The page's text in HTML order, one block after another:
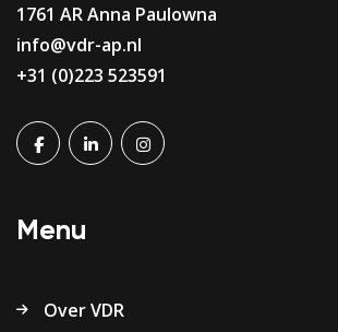
1761 AR Anna Paulowna
info@vdr-ap.nl
+31 (0)223 523591
Menu
Over VDR